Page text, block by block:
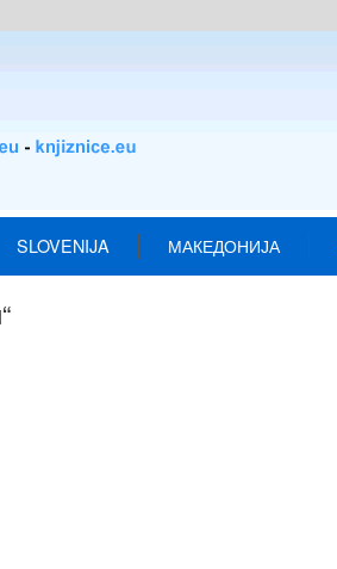
SLOVENIJA МАКЕДОНИЈА